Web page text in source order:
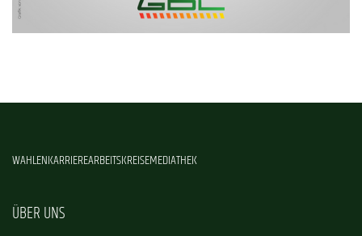
WAHLENKARRIEREARBEITSKREISEMEDIATHEK
ÜBER UNS